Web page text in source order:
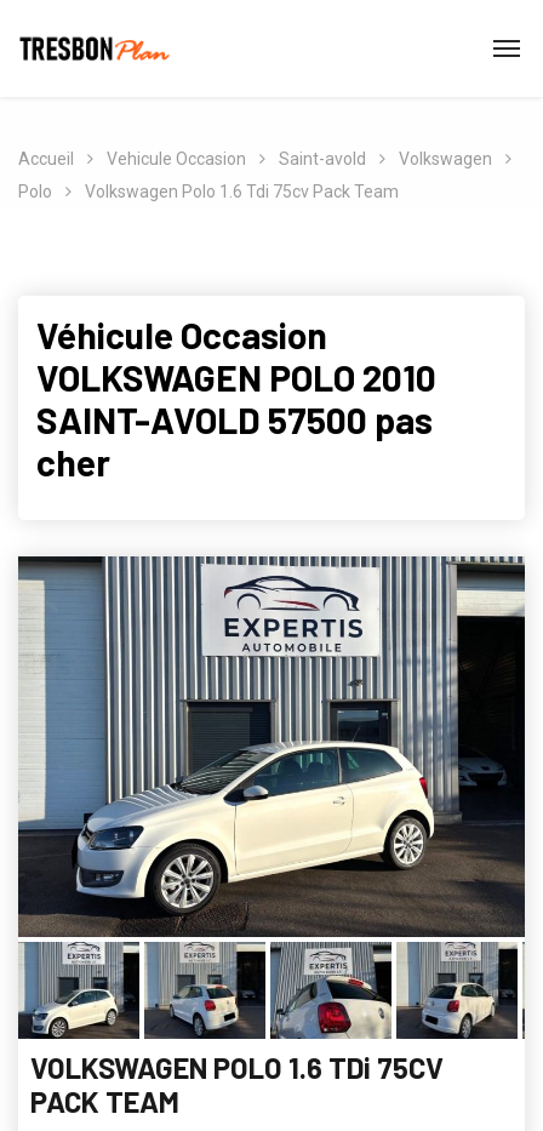
Accueil Vehicule Occasion Saint-avold
Volkswagen
Polo
Volkswagen Polo 1.6 Tdi 75cv Pack Team
Véhicule Occasion
VOLKSWAGEN POLO 2010
SAINT-AVOLD 57500 pas
cher
VOLKSWAGEN POLO 1.6 TDi 75CV
PACK TEAM